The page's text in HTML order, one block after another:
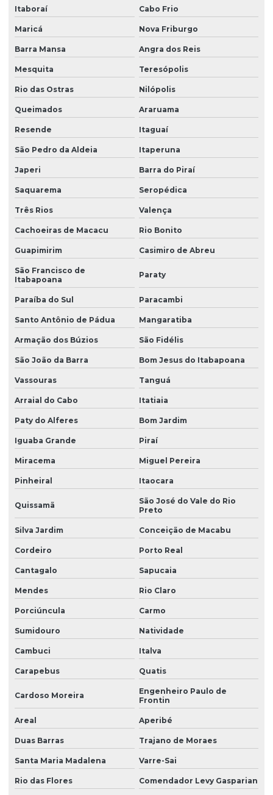
Manutenção de automação industrial programada
Manutenção de circuitos eletrônicos de guindastes
Manutenção de circuitos eletrônicos em guindastes
industriais
Manutenção de circuitos de guindastes
Manutenção corretiva de automação industrial
Manutenção corretiva de guindastes eletrônicos
Manutenção eletrônica de guindastes
Manutenção de eletrônica de guindastes industriais
Manutenção de eletrônica industrial em guindastes
Manutenção de eletrônica e sistemas de guindastes
Manutenção de equipamentos eletrônicos para guindastes
Manutenção especializada em eletrônica de guindastes
Manutenção de guindaste
Manutenção guindaste munck
Manutenção de guindastes eletrônicos
Manutenção de sistemas de automação industrial
Manutenção de sistemas de controle de guindastes
Manutenção de sistemas de eletrônica para guindastes
industriais
Manutenção de sistemas eletrônicos complexos em
guindastes
Manutenção de sistemas eletrônicos para guindastes
Manutenção técnica eletrônica para guindastes
Manutenção de unidades eletrônicas de guindastes
Módulo danfoss
Itaboraí Cabo Frio
Maricá Nova Friburgo
Barra Mansa Angra dos Reis
Mesquita Teresópolis
Rio das Ostras Nilópolis
Queimados Araruama
Resende Itaguaí
São Pedro da Aldeia Itaperuna
Japeri Barra do Piraí
Saquarema Seropédica
Três Rios Valença
Cachoeiras de Macacu Rio Bonito
Guapimirim Casimiro de Abreu
São Francisco de
Itabapoana
Paraty
Paraíba do Sul Paracambi
Santo Antônio de Pádua Mangaratiba
Armação dos Búzios São Fidélis
São João da Barra Bom Jesus do Itabapoana
Vassouras Tanguá
Arraial do Cabo Itatiaia
Paty do Alferes Bom Jardim
Iguaba Grande Piraí
Miracema Miguel Pereira
Pinheiral Itaocara
Quissamã
São José do Vale do Rio
Preto
Silva Jardim Conceição de Macabu
Cordeiro Porto Real
Cantagalo Sapucaia
Mendes Rio Claro
Porciúncula Carmo
Sumidouro Natividade
Cambuci Italva
Carapebus Quatis
Cardoso Moreira
Engenheiro Paulo de
Frontin
Areal Aperibé
Duas Barras Trajano de Moraes
Santa Maria Madalena Varre-Sai
Rio das Flores Comendador Levy Gasparian